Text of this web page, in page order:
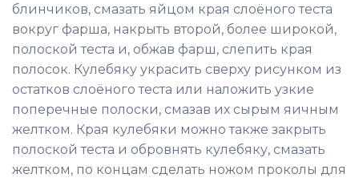
блинчиков, смазать яйцом края слоёного теста
вокруг фарша, накрыть второй, более широкой,
полоской теста и, обжав фарш, слепить края
полосок. Кулебяку украсить сверху рисунком из
остатков слоёного теста или наложить узкие
поперечные полоски, смазав их сырым яичным
желтком. Края кулебяки можно также закрыть
полоской теста и обровнять кулебяку, смазать
желтком, по концам сделать ножом проколы для